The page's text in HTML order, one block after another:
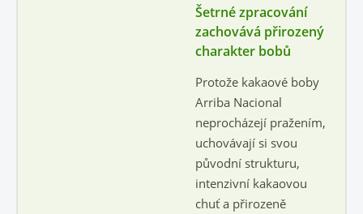
Šetrné zpracování
zachovává přirozený
charakter bobů
Protože kakaové boby
Arriba Nacional
neprocházejí pražením,
uchovávají si svou
původní strukturu,
intenzivní kakaovou
chuť a přirozeně